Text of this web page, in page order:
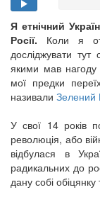
Я етнічний
Росії. Коли я
досліджувати тут
якими мав
мої предки
називали Зелений
У свої 14 років
революція, або
відбулася в
радикальних до
дану собі обіцянку